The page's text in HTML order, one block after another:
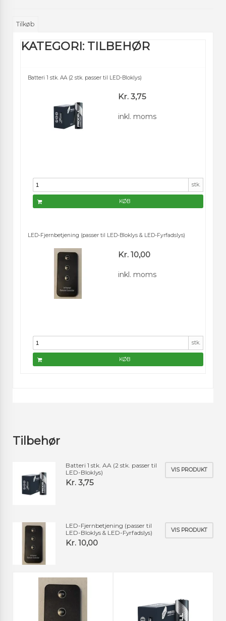
Tilkøb
KATEGORI: TILBEHØR
Batteri 1 stk. AA (2 stk. passer til LED-Bloklys)
Kr. 3,75
inkl. moms
stk.
KØB
LED-Fjernbetjening (passer til LED-Bloklys & LED-Fyrfadslys)
Kr. 10,00
inkl. moms
stk.
KØB
Tilbehør
VIS PRODUKT
Batteri 1 stk. AA (2 stk. passer til
LED-Bloklys)
Kr. 3,75
VIS PRODUKT
LED-Fjernbetjening (passer til
LED-Bloklys & LED-Fyrfadslys)
Kr. 10,00